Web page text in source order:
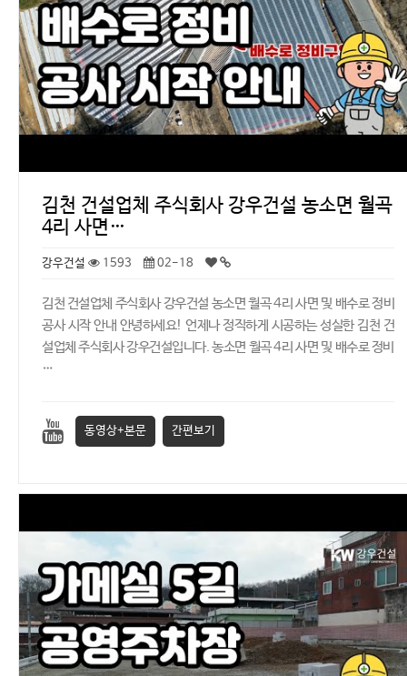
김천 건설업체 주식회사 강우건설 농소면 월곡
4리 사면…
강우건설 1593 02-18
김천 건설업체 주식회사 강우건설 농소면 월곡 4리 사면 및 배수로 정비
공사 시작 안내 안녕하세요! 언제나 정직하게 시공하는 성실한 김천 건
설업체 주식회사 강우건설입니다. 농소면 월곡 4리 사면 및 배수로 정비
…
동영상+본문 간편보기